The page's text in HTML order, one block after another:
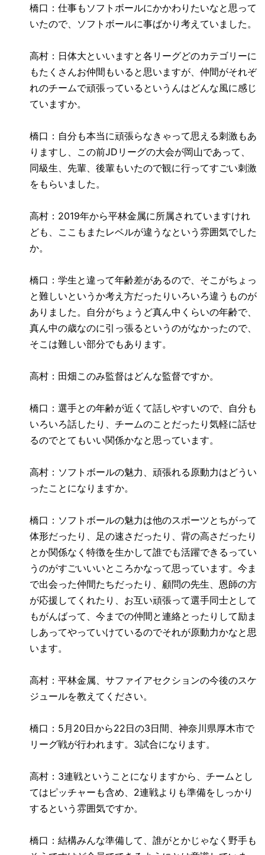
橋口：仕事もソフトボールにかかわりたいなと思って
いたので、ソフトボールに事ばかり考えていました。
高村：日体大といいますと各リーグどのカテゴリーに
もたくさんお仲間もいると思いますが、仲間がそれぞ
れのチームで頑張っているというんはどんな風に感じ
ていますか。
橋口：自分も本当に頑張らなきゃって思える刺激もあ
りますし、この前JD リーグの大会が岡山であって、
同級生、先輩、後輩もいたので観に行ってすごい刺激
をもらいました。
高村： 2019年から平林金属に所属されていますけれ
ども、ここもまたレベルが違うなという雰囲気でした
か。
橋口：学生と違って年齢差があるので、そこがちょっ
と難しいというか考え方だったりいろいろ違うものが
ありました。自分がちょうど真ん中くらいの年齢で、
真ん中の歳なのに引っ張るというのがなかったので、
そこは難しい部分でもあります。
高村：田畑このみ監督はどんな監督ですか。
橋口：選手との年齢が近くて話しやすいので、自分も
いろいろ話したり、チームのことだったり気軽に話せ
るのでとてもいい関係かなと思っています。
高村：ソフトボールの魅力、頑張れる原動力はどうい
ったことになりますか。
橋口：ソフトボールの魅力は他のスポーツとちがって
体形だったり、足の速さだったり、背の高さだったり
とか関係なく特徴を生かして誰でも活躍できるってい
うのがすごいいいところかなって思っています。今ま
で出会った仲間たちだったり、顧問の先生、恩師の方
が応援してくれたり、お互い頑張って選手同士として
もがんばって、今までの仲間と連絡とったりして励ま
しあってやっていけているのでそれが原動力かなと思
います。
高村：平林金属、サファイアセクションの今後のスケ
ジュールを教えてください。
橋口： 5月 20日から22日の3日間、神奈川県厚木市で
リーグ戦が行われます。 3試合になります。
高村： 3連戦ということになりますから、チームとし
てはピッチャーも含め、 2連戦よりも準備をしっかり
するという雰囲気ですか。
橋口：結構みんな準備して、誰がとかじゃなく野手も